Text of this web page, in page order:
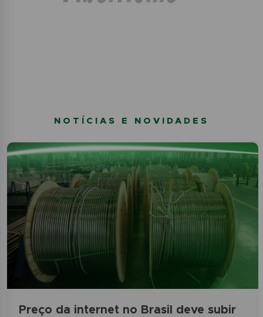
NOTÍCIAS E NOVIDADES
Preço da internet no Brasil deve subir